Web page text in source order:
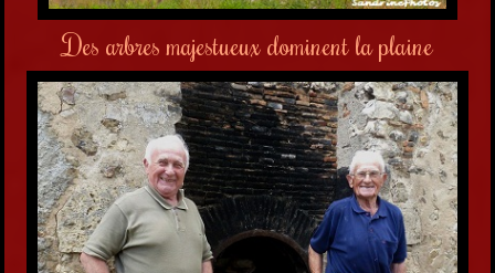
Des arbres majestueux dominent la plaine